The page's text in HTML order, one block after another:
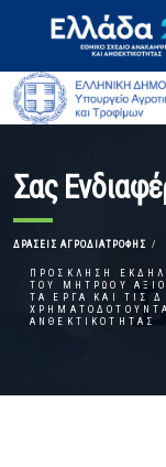
Σας
ΔΡΆΣΕΙΣ ΑΓΡΟΔΙΑΤΡΟΦΉΣ
ΠΡΌΣΚΛΗΣΗ
ΤΟΥ ΜΗΤΡΏΟΥ
ΤΑ ΈΡΓΑ ΚΑΙ ΤΙΣ
ΑΝΘΕΚΤΙΚΌΤΗΤΑΣ